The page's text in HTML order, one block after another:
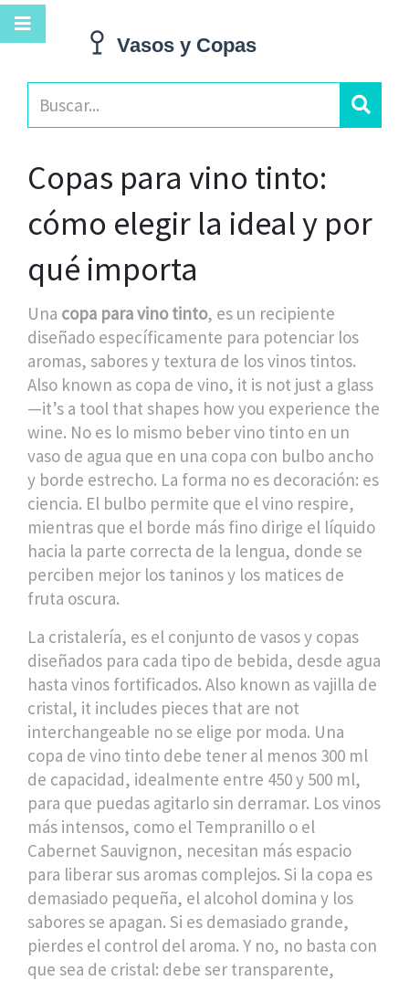
Copas para vino tinto:
cómo elegir la ideal y por
qué importa
Una copa para vino tinto, es un recipiente
diseñado específicamente para potenciar los
aromas, sabores y textura de los vinos tintos.
Also known as copa de vino, it is not just a glass
—it’s a tool that shapes how you experience the
wine. No es lo mismo beber vino tinto en un
vaso de agua que en una copa con bulbo ancho
y borde estrecho. La forma no es decoración: es
ciencia. El bulbo permite que el vino respire,
mientras que el borde más fino dirige el líquido
hacia la parte correcta de la lengua, donde se
perciben mejor los taninos y los matices de
fruta oscura.
La cristalería, es el conjunto de vasos y copas
diseñados para cada tipo de bebida, desde agua
hasta vinos fortificados. Also known asvajilla de
cristal, it includes pieces that are not
interchangeable no se elige por moda. Una
copa de vino tinto debe tener al menos 300 ml
de capacidad, idealmente entre 450 y 500 ml,
para que puedas agitarlo sin derramar. Los vinos
más intensos, como el Tempranillo o el
Cabernet Sauvignon, necesitan más espacio
para liberar sus aromas complejos. Si la copa es
demasiado pequeña, el alcohol domina y los
sabores se apagan. Si es demasiado grande,
pierdes el control del aroma. Y no, no basta con
que sea de cristal: debe ser transparente,